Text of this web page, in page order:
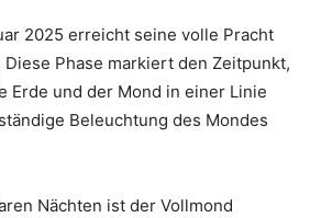
2025 erreicht seine volle Pracht
Phase markiert den Zeitpunkt,
Erde und der Mond in einer Linie
Beleuchtung des Mondes
Nächten ist der Vollmond